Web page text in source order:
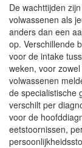
De wachttijden
volwassenen als
anders dan een
op. Verschillende
voor de intake
weken, voor
volwassenen
de specialistische
verschilt per
voor de
eetstoornissen,